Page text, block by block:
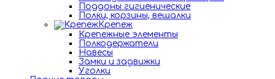
Поддоны гигиенические
Полки, корзины, вешалки
Крепеж
Крепежные элементы
Полкодержатели
Навесы
Замки и задвижки
Уголки